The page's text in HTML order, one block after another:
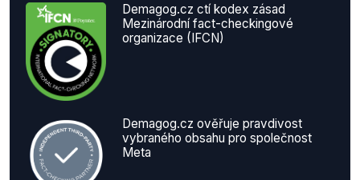
Demagog.cz ctí kodex zásad
Mezinárodní fact-checkingové
organizace (IFCN)
Demagog.cz ověřuje pravdivost
vybraného obsahu pro společnost
Meta